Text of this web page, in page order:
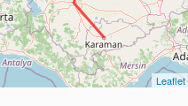
Leaflet